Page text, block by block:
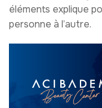
éléments explique
personne à l’autre.